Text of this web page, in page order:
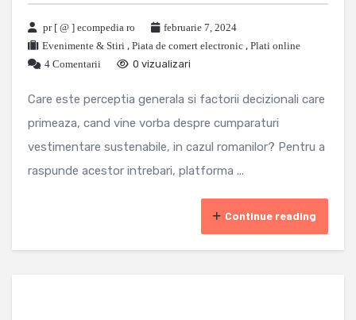
pr [ @ ] ecompedia ro
februarie 7, 2024
Evenimente & Stiri , Piata de comert electronic , Plati online
4 Comentarii
0 vizualizari
Care este perceptia generala si factorii decizionali care
primeaza, cand vine vorba despre cumparaturi
vestimentare sustenabile, in cazul romanilor? Pentru a
raspunde acestor intrebari, platforma ...
Continue reading